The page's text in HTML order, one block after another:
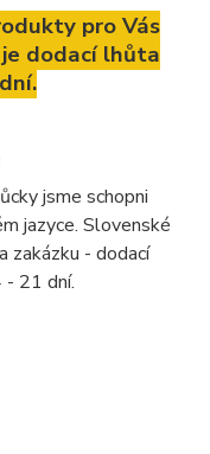
pro Vás
dodací lhůta
jsme schopni
jazyce. Slovenské
zakázku - dodací
- 21 dní.